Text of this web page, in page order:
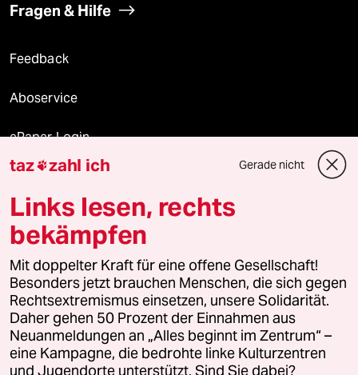
Fragen & Hilfe
Feedback
Aboservice
ePaper Login
Downloads für Abonnierende
© 2026 taz Verlags und Vertriebs GmbH
Alle Rechte vorbehalten. Bei rechtlichen Fragen oder für Genehmigungen
wenden Sie sich bitte an
lizenzen@taz.de
Feedback Redaktionsstatut Kommune-Richtlinien
Leitlinie Informant Datenschutz Impressum AGB
taz zahl ich Gerade nicht
Links lesen, rechts
bekämpfen
Mit doppelter Kraft für eine offene Gesellschaft!
Besonders jetzt brauchen Menschen, die sich gegen
Rechtsextremismus einsetzen, unsere Solidarität.
Daher gehen 50 Prozent der Einnahmen aus
Neuanmeldungen an „Alles beginnt im Zentrum“ –
eine Kampagne, die bedrohte linke Kulturzentren
und Jugendorte unterstützt. Sind Sie dabei?